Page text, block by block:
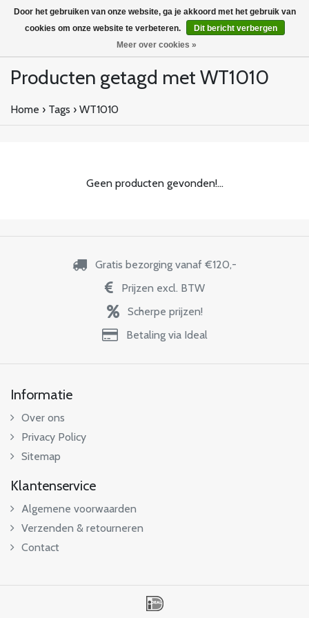
Producten getagd met WT1010
Home › Tags › WT1010
Geen producten gevonden!...
Gratis bezorging vanaf €120,-
Prijzen excl. BTW
Scherpe prijzen!
Betaling via Ideal
Informatie
Over ons
Privacy Policy
Sitemap
Klantenservice
Algemene voorwaarden
Verzenden & retourneren
Contact
Door het gebruiken van onze website, ga je akkoord met het gebruik van
cookies om onze website te verbeteren.
Dit bericht verbergen
Meer over cookies »